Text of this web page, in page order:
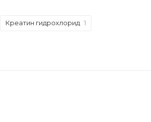
Креатин гидрохлорид 1